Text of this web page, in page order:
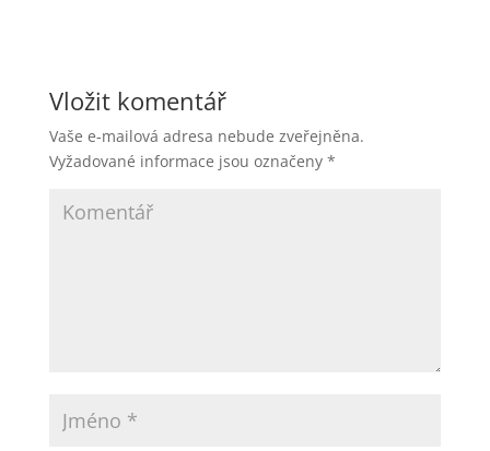
Vložit komentář
Vaše e-mailová adresa nebude zveřejněna.
Vyžadované informace jsou označeny *